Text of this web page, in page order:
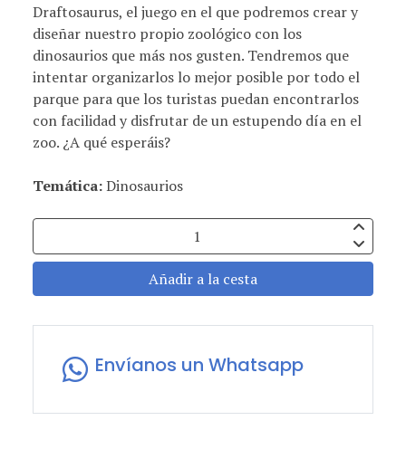
Draftosaurus, el juego en el que podremos crear y
diseñar nuestro propio zoológico con los
dinosaurios que más nos gusten. Tendremos que
intentar organizarlos lo mejor posible por todo el
parque para que los turistas puedan encontrarlos
con facilidad y disfrutar de un estupendo día en el
zoo. ¿A qué esperáis?
Temática:Dinosaurios
Añadir a la cesta
Envíanos un Whatsapp